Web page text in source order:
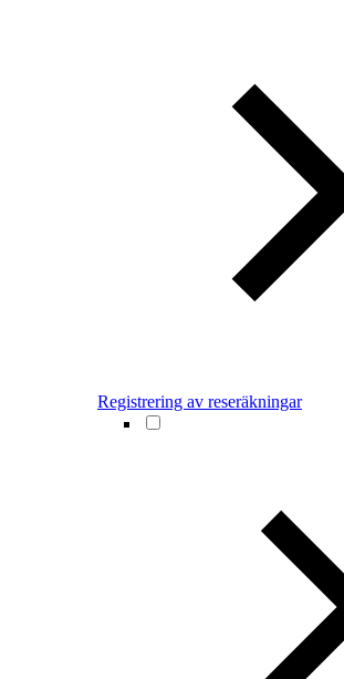
Registrering av reseräkningar